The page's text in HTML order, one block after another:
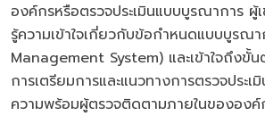
องค์กรหรือตรวจประเมินแบบบูรณาการ ผู้
รู้ความเข้าใจเกี่ยวกับข้อกำหนดแบบบูรณ
Management System) และเข้าใจถึงขั้
การเตรียมการและแนวทางการตรวจประ
ความพร้อมผู้ตรวจติดตามภายในขององค์